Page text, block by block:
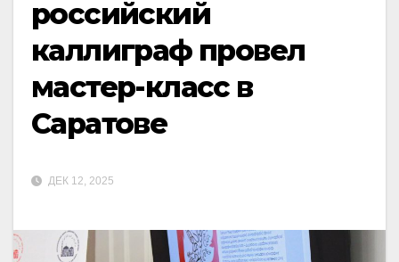
российский
каллиграф провел
мастер-класс в
Саратове
ДЕК 12, 2025